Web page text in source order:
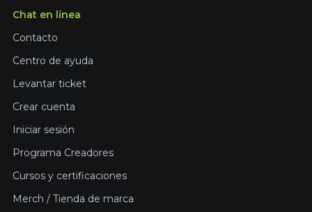
Chat en línea
Contacto
Centro de ayuda
Levantar ticket
Crear cuenta
Iniciar sesión
Programa Creadores
Cursos y certificaciones
Merch / Tienda de marca